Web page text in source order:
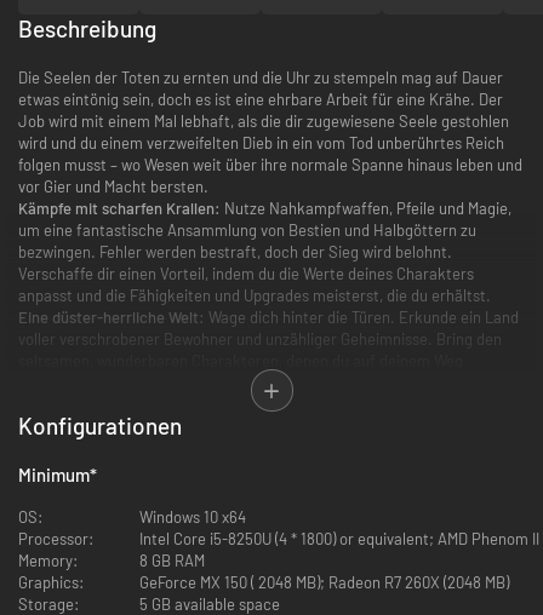
Beschreibung
Die Seelen der Toten zu ernten und die Uhr zu stempeln mag auf Dauer
etwas eintönig sein, doch es ist eine ehrbare Arbeit für eine Krähe. Der
Job wird mit einem Mal lebhaft, als die dir zugewiesene Seele gestohlen
wird und du einem verzweifelten Dieb in ein vom Tod unberührtes Reich
folgen musst – wo Wesen weit über ihre normale Spanne hinaus leben und
vor Gier und Macht bersten.
Kämpfe mit scharfen Krallen: Nutze Nahkampfwaffen, Pfeile und Magie,
um eine fantastische Ansammlung von Bestien und Halbgöttern zu
bezwingen. Fehler werden bestraft, doch der Sieg wird belohnt.
Verschaffe dir einen Vorteil, indem du die Werte deines Charakters
anpasst und die Fähigkeiten und Upgrades meisterst, die du erhältst.
Eine düster-herrliche Welt: Wage dich hinter die Türen. Erkunde ein Land
voller verschrobener Bewohner und unzähliger Geheimnisse. Bring den
Enträtsele ein dunkles Geheimnis:Spüre kolossale Tyrannen mit eigenen
Geschichten und Motivationen auf – und besiege sie. Erlebe eine düstere
Fluss der Seelen enthüllst, die Rolle der Krähen erkennst und den
Konfigurationen
Minimum*
OS:
Windows 10 x64
Processor:
Intel Core i5-8250U (4 * 1800) or equivalent; AMD Phenom
Memory:
8 GB RAM
Graphics:
GeForce MX 150 ( 2048 MB); Radeon R7 260X (2048 MB)
Storage:
5 GB available space